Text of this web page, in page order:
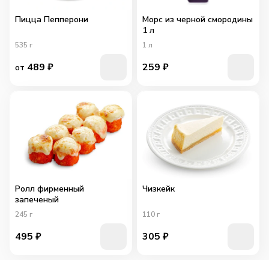
Пицца Пепперони
535 г
от 489 ₽
Морс из черной смородины
1 л
1 л
259 ₽
Ролл фирменный
запеченый
245 г
495 ₽
Чизкейк
110 г
305 ₽